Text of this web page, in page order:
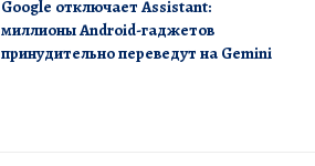
Google отключает Assistant:
миллионы Android-гаджетов
принудительно переведут на Gemini